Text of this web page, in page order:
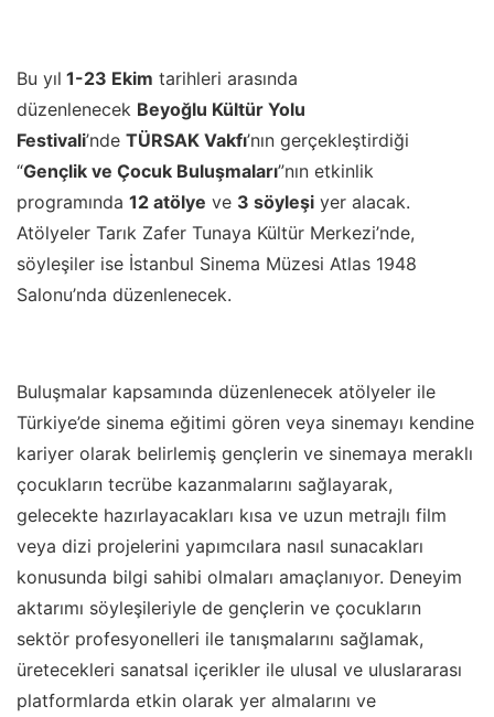
Bu yıl 1-23 Ekim tarihleri arasında
düzenlenecek Beyoğlu Kültür Yolu
Festivali’nde TÜRSAK Vakfı’nın gerçekleştirdiği
“Gençlik ve Çocuk Buluşmaları”nın etkinlik
programında 12 atölye ve 3 söyleşi yer alacak.
Atölyeler Tarık Zafer Tunaya Kültür Merkezi’nde,
söyleşiler ise İstanbul Sinema Müzesi Atlas 1948
Salonu’nda düzenlenecek.
Buluşmalar kapsamında düzenlenecek atölyeler ile
Türkiye’de sinema eğitimi gören veya sinemayı kendine
kariyer olarak belirlemiş gençlerin ve sinemaya meraklı
çocukların tecrübe kazanmalarını sağlayarak,
gelecekte hazırlayacakları kısa ve uzun metrajlı film
veya dizi projelerini yapımcılara nasıl sunacakları
konusunda bilgi sahibi olmaları amaçlanıyor. Deneyim
aktarımı söyleşileriyle de gençlerin ve çocukların
sektör profesyonelleri ile tanışmalarını sağlamak,
üretecekleri sanatsal içerikler ile ulusal ve uluslararası
platformlarda etkin olarak yer almalarını ve